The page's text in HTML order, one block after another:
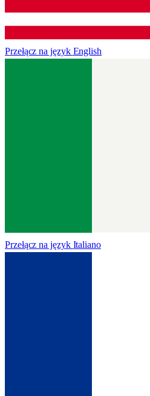
Przełącz na język English
Przełącz na język Italiano